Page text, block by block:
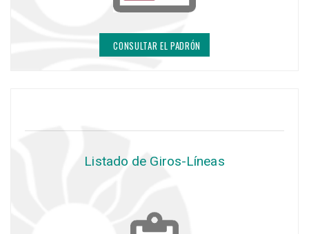
CONSULTAR EL PADRÓN
Listado de Giros-Líneas